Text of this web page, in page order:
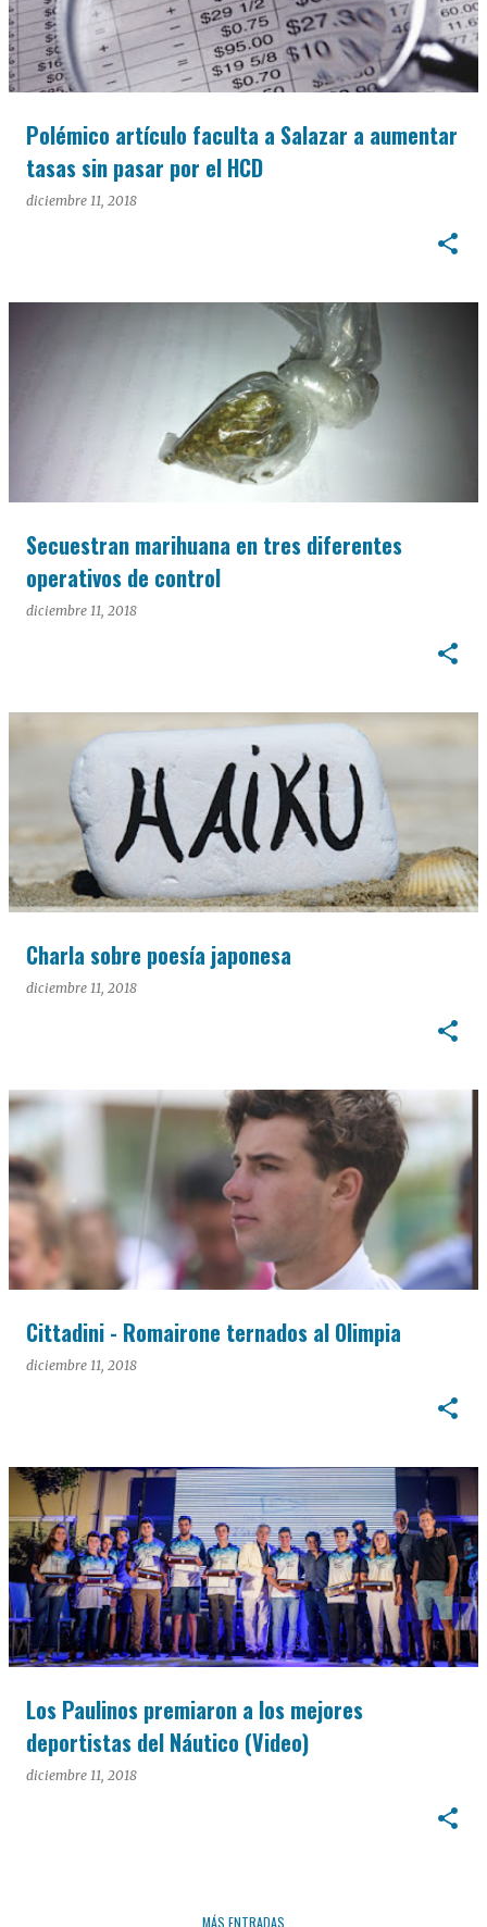
Polémico artículo faculta a Salazar a aumentar
tasas sin pasar por el HCD
diciembre 11, 2018
Secuestran marihuana en tres diferentes
operativos de control
diciembre 11, 2018
Charla sobre poesía japonesa
diciembre 11, 2018
Cittadini - Romairone ternados al Olimpia
diciembre 11, 2018
Los Paulinos premiaron a los mejores
deportistas del Náutico (Video)
diciembre 11, 2018
MÁS ENTRADAS